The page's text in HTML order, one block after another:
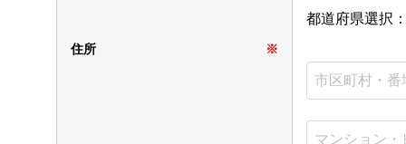
住所 ※
都道府県選択